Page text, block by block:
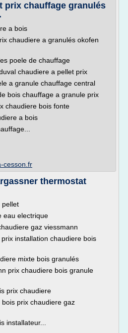
prix chauffage granulés
a bois
chaudiere a granulés okofen
poele de chauffage
chaudiere a pellet prix
a granule chauffage central
bois chauffage a granule prix
chaudiere bois fonte
a bois
cesson.fr
thermostat
pellet
eau electrique
gaz viessmann
installation chaudiere bois
mixte bois granulés
prix chaudiere bois granule
prix chaudiere
prix chaudiere gaz
installateur...